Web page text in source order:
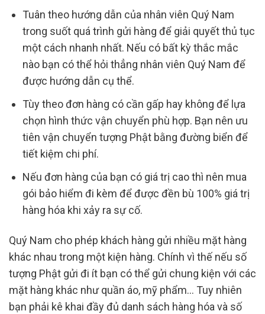
Tuân theo hướng dẫn của nhân viên Quý Nam
trong suốt quá trình gửi hàng để giải quyết thủ tục
một cách nhanh nhất. Nếu có bất kỳ thắc mắc
nào bạn có thể hỏi thẳng nhân viên Quý Nam để
được hướng dẫn cụ thể.
Tùy theo đơn hàng có cần gấp hay không để lựa
chọn hình thức vận chuyển phù hợp. Bạn nên ưu
tiên vận chuyển tượng Phật bằng đường biển để
tiết kiệm chi phí.
Nếu đơn hàng của bạn có giá trị cao thì nên mua
gói bảo hiểm đi kèm để được đền bù 100% giá trị
hàng hóa khi xảy ra sự cố.
Quý Nam cho phép khách hàng gửi nhiều mặt hàng
khác nhau trong một kiện hàng. Chính vì thế nếu số
tượng Phật gửi đi ít bạn có thể gửi chung kiện với các
mặt hàng khác như quần áo, mỹ phẩm… Tuy nhiên
bạn phải kê khai đầy đủ danh sách hàng hóa và số